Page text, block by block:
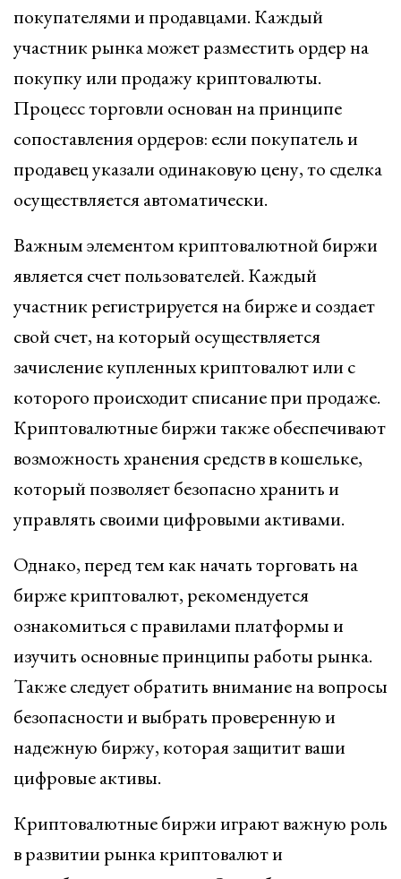
покупателями и продавцами. Каждый
участник рынка может разместить ордер на
покупку или продажу криптовалюты.
Процесс торговли основан на принципе
сопоставления ордеров: если покупатель и
продавец указали одинаковую цену, то сделка
осуществляется автоматически.
Важным элементом криптовалютной биржи
является счет пользователей. Каждый
участник регистрируется на бирже и создает
свой счет, на который осуществляется
зачисление купленных криптовалют или с
которого происходит списание при продаже.
Криптовалютные биржи также обеспечивают
возможность хранения средств в кошельке,
который позволяет безопасно хранить и
управлять своими цифровыми активами.
Однако, перед тем как начать торговать на
бирже криптовалют, рекомендуется
ознакомиться с правилами платформы и
изучить основные принципы работы рынка.
Также следует обратить внимание на вопросы
безопасности и выбрать проверенную и
надежную биржу, которая защитит ваши
цифровые активы.
Криптовалютные биржи играют важную роль
в развитии рынка криптовалют и